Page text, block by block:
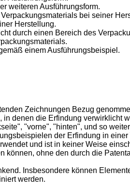
weiteren Ausführungsform.
bei seiner
Herstellung.
durch einen Bereich des
einem Ausführungsbeispiel.
Zeichnungen Bezug
denen die Erfindung verwirklicht
"vorne", "hinten", und so
der Erfindung in
und ist in keiner Weise
ohne den durch die
Insbesondere können
werden.